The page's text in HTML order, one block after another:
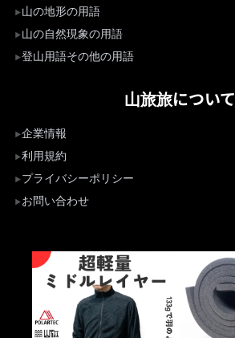
山の地形の用語
山の自然現象の用語
登山用語その他の用語
山旅旅について
企業情報
利用規約
プライバシーポリシー
お問い合わせ